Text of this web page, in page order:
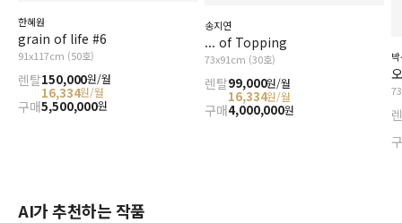
한혜원
grain of life #6
91x117cm (50호)
렌탈150,000원/월
16,334원/월
구매5,500,000원
송지연
... of Topping
73x91cm (30호)
렌탈99,000원/월
16,334원/월
구매4,000,000원
AI가 추천하는 작품